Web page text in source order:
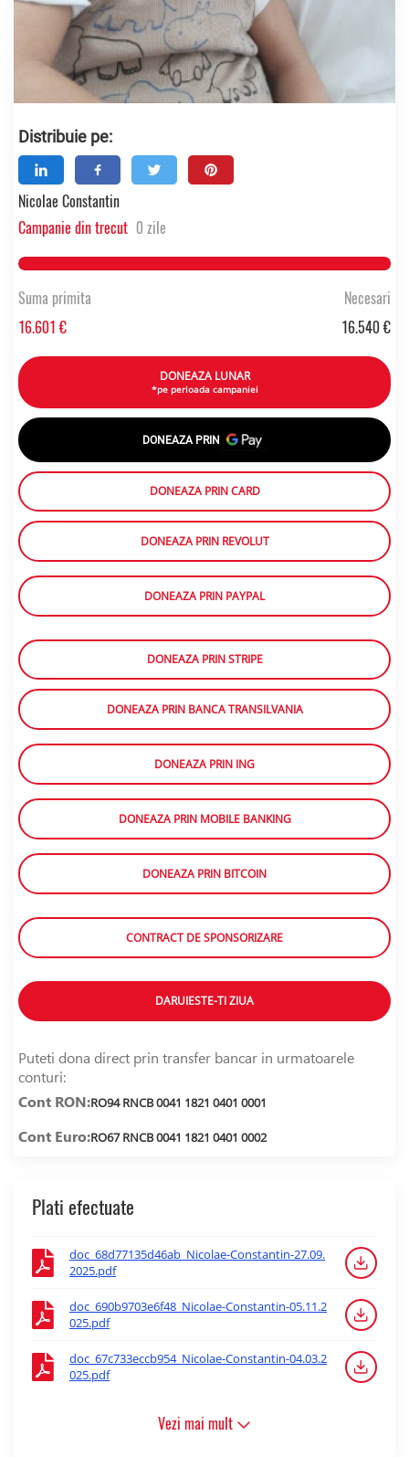
Distribuie pe:
Nicolae Constantin
Campanie din trecut 0 zile
Suma primita
16.601 €
Necesari
16.540 €
DONEAZA LUNAR
*pe perioada campaniei
DONEAZA PRIN
DONEAZA PRIN CARD
DONEAZA PRIN REVOLUT
DONEAZA PRIN PAYPAL
DONEAZA PRIN STRIPE
DONEAZA PRIN BANCA TRANSILVANIA
DONEAZA PRIN ING
DONEAZA PRIN MOBILE BANKING
DONEAZA PRIN BITCOIN
CONTRACT DE SPONSORIZARE
DARUIESTE-TI ZIUA
Puteti dona direct prin transfer bancar in urmatoarele
conturi:
Cont RON:RO94 RNCB 0041 1821 0401 0001
Cont Euro:RO67 RNCB 0041 1821 0401 0002
Plati efectuate
doc_68d77135d46ab_Nicolae-Constantin-27.09.
2025.pdf
doc_690b9703e6f48_Nicolae-Constantin-05.11.2
025.pdf
doc_67c733eccb954_Nicolae-Constantin-04.03.2
025.pdf
Vezi mai mult